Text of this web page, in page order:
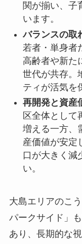
関が揃い、子
います。
バランスの取
若者・単身者
高齢者や新た
世代が共存。
ティが活気を
再開発と資産
区全体として
増える一方、
産価値が安定
口が大きく減
い。
大島エリアのこ
パークサイド」
あり、長期的な